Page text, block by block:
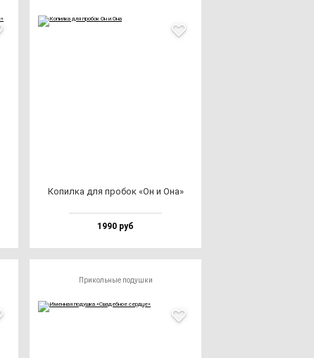
Копил­ка для про­бок «Он и Она»
1990 руб
Прикольные подушки